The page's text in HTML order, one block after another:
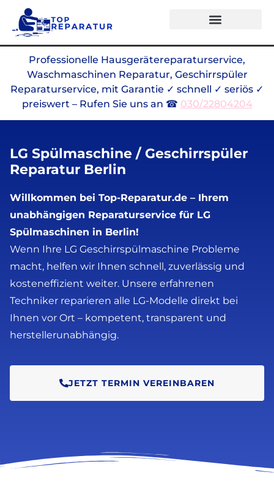
Professionelle Hausgerätereparaturservice,
Waschmaschinen Reparatur, Geschirrspüler
Reparaturservice, mit Garantie ✓ schnell ✓ seriös ✓
preiswert – Rufen Sie uns an ☎ 030/22804204
LG Spülmaschine / Geschirrspüler
Reparatur Berlin
Willkommen bei Top-Reparatur.de – Ihrem
unabhängigen Reparaturservice für LG
Spülmaschinen in Berlin!
Wenn Ihre LG Geschirrspülmaschine Probleme
macht, helfen wir Ihnen schnell, zuverlässig und
kosteneffizient weiter. Unsere erfahrenen
Techniker reparieren alle LG-Modelle direkt bei
Ihnen vor Ort – kompetent, transparent und
herstellerunabhängig.
JETZT TERMIN VEREINBAREN